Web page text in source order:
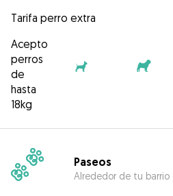
Tarifa perro extra
Acepto
perros
de
hasta
18kg
Paseos
Alrededor de tu barrio